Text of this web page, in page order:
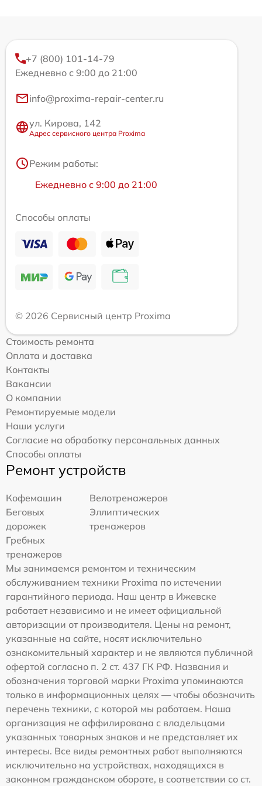
+7 (800) 101-14-79
Ежедневно с 9:00 до 21:00
info@proxima-repair-center.ru
ул. Кирова, 142
Адрес сервисного центра Proxima
Режим работы:
Ежедневно с 9:00 до 21:00
Способы оплаты
© 2026 Сервисный центр Proxima
Стоимость ремонта
Оплата и доставка
Контакты
Вакансии
О компании
Ремонтируемые модели
Наши услуги
Согласие на обработку персональных данных
Способы оплаты
Ремонт устройств
Кофемашин
Велотренажеров
Беговых
дорожек
Эллиптических
тренажеров
Гребных
тренажеров
Мы занимаемся ремонтом и техническим
обслуживанием техники Proxima по истечении
гарантийного периода. Наш центр в Ижевске
работает независимо и не имеет официальной
авторизации от производителя. Цены на ремонт,
указанные на сайте, носят исключительно
ознакомительный характер и не являются публичной
офертой согласно п. 2 ст. 437 ГК РФ. Названия и
обозначения торговой марки Proxima упоминаются
только в информационных целях — чтобы обозначить
перечень техники, с которой мы работаем. Наша
организация не аффилирована с владельцами
указанных товарных знаков и не представляет их
интересы. Все виды ремонтных работ выполняются
исключительно на устройствах, находящихся в
законном гражданском обороте, в соответствии со ст.